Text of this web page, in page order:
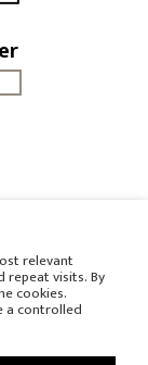
relevant
repeat visits. By
cookies.
a controlled